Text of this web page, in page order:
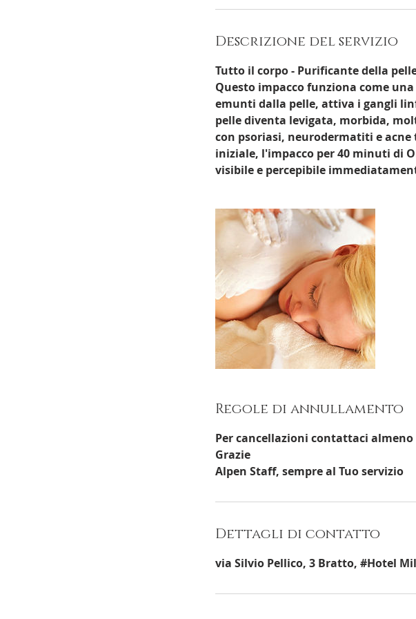
n
u
t
i
Descrizione del servizio
Tutto il corpo - Purificante della
Questo impacco funziona come
emunti dalla pelle, attiva i gangli
pelle diventa levigata, morbida,
con psoriasi, neurodermatiti e
iniziale, l'impacco per 40 minuti di
visibile e percepibile
Regole di annullamento
Per cancellazioni contattaci
Grazie
Alpen Staff, sempre al Tuo servizio
Dettagli di contatto
via Silvio Pellico, 3 Bratto, #Hotel